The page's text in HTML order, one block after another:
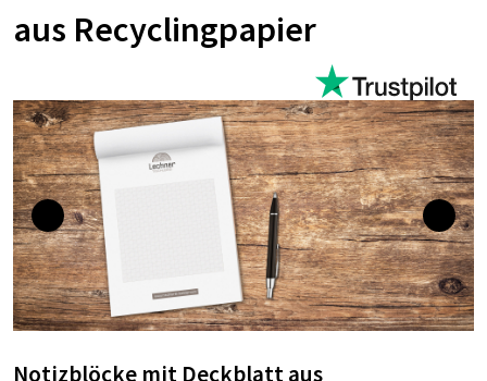
aus Recyclingpapier
Notizblöcke mit Deckblatt aus